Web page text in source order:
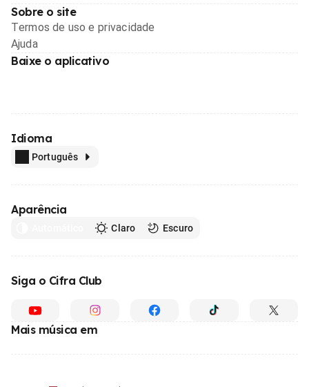
Sobre o site
Termos de uso e privacidade
Ajuda
Baixe o aplicativo
Idioma
Português
Aparência
Claro Escuro
Siga o Cifra Club
Mais música em